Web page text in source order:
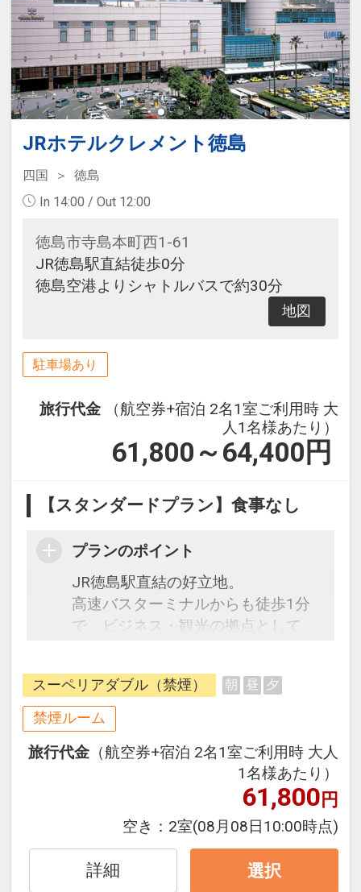
JRホテルクレメント徳島
四国
徳島
In 14:00 / Out 12:00
徳島市寺島本町西1-61
JR徳島駅直結徒歩0分
徳島空港よりシャトルバスで約30分
地図
駐車場あり
旅行代金
（航空券+宿泊 2名1室ご利用時 大
人1名様あたり）
61,800～64,400 円
【スタンダードプラン】食事なし
プランのポイント
JR徳島駅直結の好立地。
高速バスターミナルからも徒歩1分
で、ビジネス・観光の拠点として、
客室の大きな窓からは、南側に「眉
山」北側に「吉野川」が望め、時間
の流れとともに、移り変わる美しい
眺望をお楽しみいただけます。明る
く色調豊かなインテリアと格調高い
調度品でお迎えし、寛ぎと至福に満
ちたひとときをお過ごしいただけま
スーペリアダブル（禁煙） 朝 昼 夕
禁煙ルーム
旅行代金 （航空券+宿泊 2名1室ご利用時 大人
1名様あたり）
61,800円
空き： 2室(08月08日10:00時点)
詳細 選択